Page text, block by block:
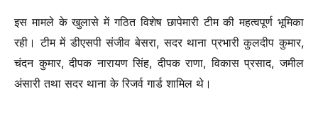
इस मामले के खुलासे में गठित विशेष छापेमारी टीम की महत्वपूर्ण भूमिका
रही। टीम में डीएसपी संजीव बेसरा, सदर थाना प्रभारी कुलदीप कुमार,
चंदन कुमार, दीपक नारायण सिंह, दीपक राणा, विकास प्रसाद, जमील
अंसारी तथा सदर थाना के रिजर्व गार्ड शामिल थे।